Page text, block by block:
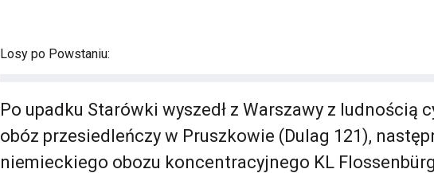
Losy po Powstaniu:
Po upadku Starówki wyszedł z Warszawy z ludnością
obóz przesiedleńczy w Pruszkowie (Dulag 121),
niemieckiego obozu koncentracyjnego KL